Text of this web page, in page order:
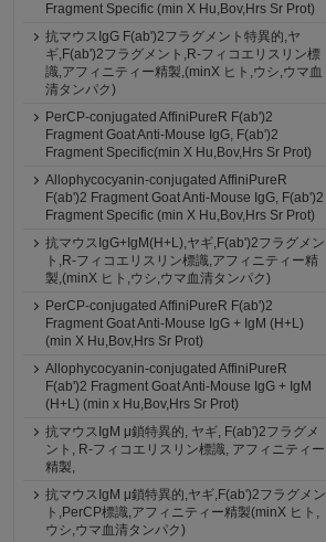
Fragment Specific (min X Hu,Bov,Hrs Sr Prot)
抗マウスIgG F(ab')2フラグメント特異的,ヤ
ギ,F(ab')2フラグメント,R-フィコエリスリン標
識,アフィニティー精製,(minX ヒト,ウシ,ウマ血
清タンパク)
PerCP-conjugated AffiniPureR F(ab')2
Fragment Goat Anti-Mouse IgG, F(ab')2
Fragment Specific(min X Hu,Bov,Hrs Sr Prot)
Allophycocyanin-conjugated AffiniPureR
F(ab')2 Fragment Goat Anti-Mouse IgG, F(ab')2
Fragment Specific (min X Hu,Bov,Hrs Sr Prot)
抗マウスIgG+IgM(H+L),ヤギ,F(ab')2フラグメン
ト,R-フィコエリスリン標識,アフィニティー精
製,(minX ヒト,ウシ,ウマ血清タンパク)
PerCP-conjugated AffiniPureR F(ab')2
Fragment Goat Anti-Mouse IgG + IgM (H+L)
(min X Hu,Bov,Hrs Sr Prot)
Allophycocyanin-conjugated AffiniPureR
F(ab')2 Fragment Goat Anti-Mouse IgG + IgM
(H+L) (min x Hu,Bov,Hrs Sr Prot)
抗マウスIgM μ鎖特異的, ヤギ, F(ab')2フラグメ
ント, R-フィコエリスリン標識, アフィニティー
精製,
抗マウスIgM μ鎖特異的,ヤギ,F(ab')2フラグメン
ト,PerCP標識,アフィニティー精製(minX ヒト,
ウシ,ウマ血清タンパク)